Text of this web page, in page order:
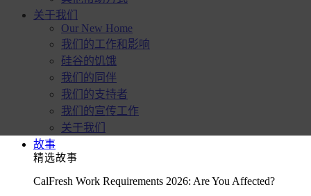
关于我们
Our New Home
我们的工作和影响
硅谷的饥饿
我们的同伴
我们的支持者
我们的宣传工作
关于我们
故事
精选故事
CalFresh Work Requirements 2026: Are You Affected?